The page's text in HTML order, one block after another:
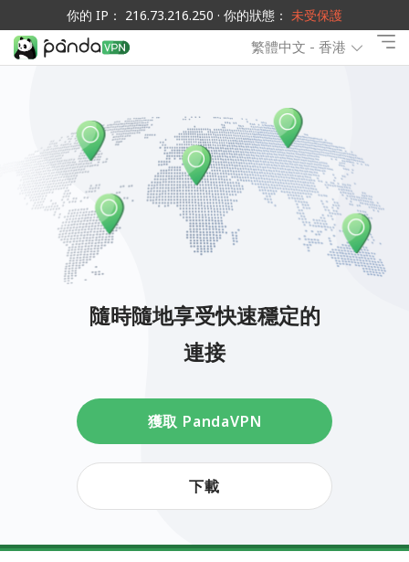
你的 IP： 216.73.216.250 · 你的狀態： 未受保護
繁體中文 - 香港
隨時隨地享受快速穩定的
連接
獲取 PandaVPN
下載